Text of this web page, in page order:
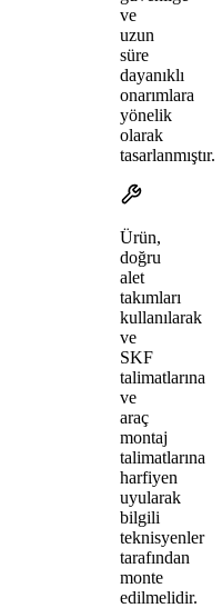
ve
uzun
süre
dayanıklı
onarımlara
yönelik
olarak
tasarlanmıştır.
Ürün,
doğru
alet
takımları
kullanılarak
ve
SKF
talimatlarına
ve
araç
montaj
talimatlarına
harfiyen
uyularak
bilgili
teknisyenler
tarafından
monte
edilmelidir.